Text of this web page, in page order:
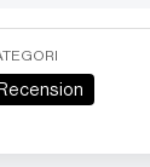
Recension